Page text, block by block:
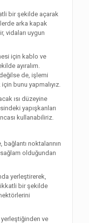
bir şekilde açarak
arka kapak
vidaları uygun
için kablo ve
ayıralım.
de, işlemi
bunu yapmalıyız.
ısı düzeyine
yapışkanları
kullanabiliriz.
noktalarının
olduğundan
yerleştirerek,
bir şekilde
ve